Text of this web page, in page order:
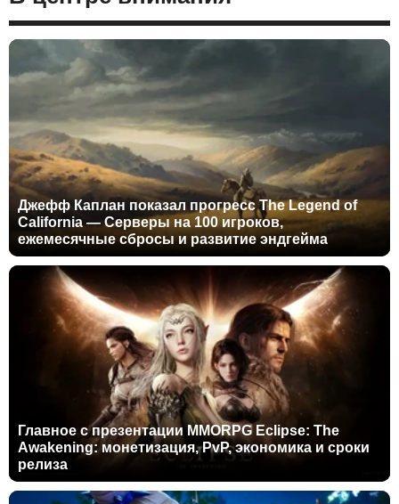
Джефф Каплан показал прогресс The Legend of
California — Серверы на 100 игроков,
ежемесячные сбросы и развитие эндгейма
Главное с презентации MMORPG Eclipse: The
Awakening: монетизация, PvP, экономика и сроки
релиза